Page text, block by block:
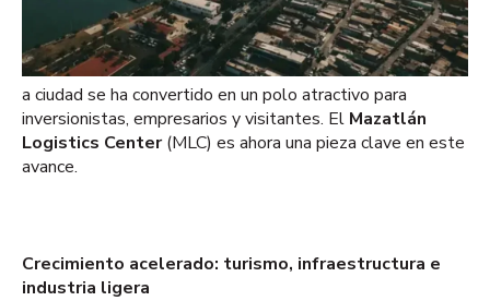
a ciudad se ha convertido en un polo atractivo para
inversionistas, empresarios y visitantes. El Mazatlán
Logistics Center(MLC) es ahora una pieza clave en este
avance.
Crecimiento acelerado: turismo, infraestructura e
industria ligera